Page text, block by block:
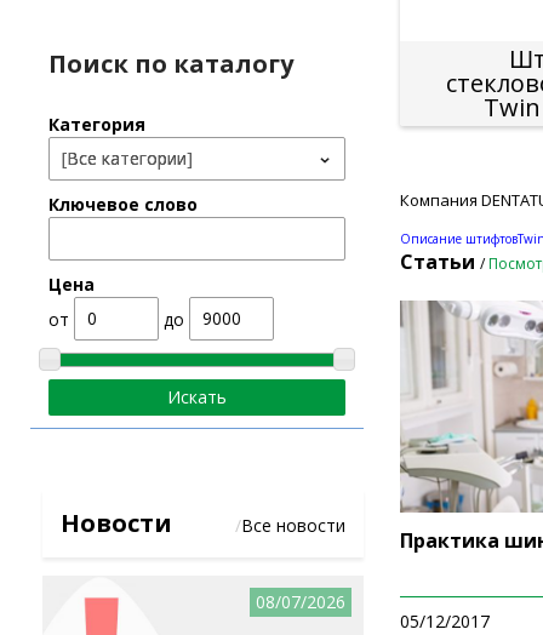
Поиск по каталогу
Категория
Ключевое слово
Цена
от
до
Новости /Все новости
08/07/2026
Компания
Описание
Статьи /
Практика
05/12/2017